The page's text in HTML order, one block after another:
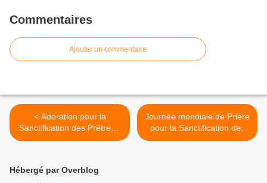
Commentaires
Ajouter un commentaire
< Adoration pour la
Sanctification des Prêtres -
Maternité Spirituelle 4
Journée mondiale de Prière
pour la Sanctification des
Prêtres - 2008 >
Hébergé par Overblog